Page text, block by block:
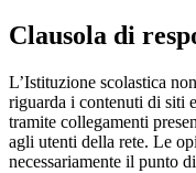
Clausola di
L’Istituzione scolastica
riguarda i contenuti di siti
tramite collegamenti
agli utenti della rete. Le
necessariamente il punto